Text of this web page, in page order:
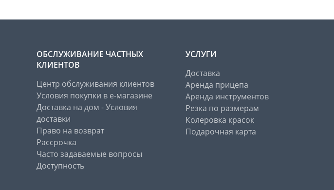
ОБСЛУЖИВАНИЕ ЧАСТНЫХ
КЛИЕНТОВ
Центр обслуживания клиентов
Условия покупки в е-магазине
Доставка на дом - Условия
доставки
Право на возврат
Рассрочка
Часто задаваемые вопросы
Доступность
УСЛУГИ
Доставка
Аренда прицепа
Аренда инструментов
Резка по размерам
Колеровка красок
Подарочная карта